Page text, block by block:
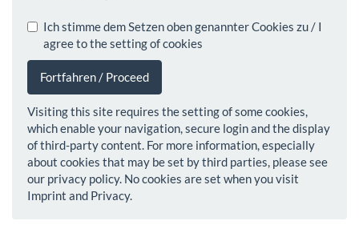
Ich stimme dem Setzen oben genannter Cookies zu / I
agree to the setting of cookies
Fortfahren / Proceed
Visiting this site requires the setting of some cookies,
which enable your navigation, secure login and the display
of third-party content. For more information, especially
about cookies that may be set by third parties, please see
our privacy policy. No cookies are set when you visit
Imprint and Privacy.